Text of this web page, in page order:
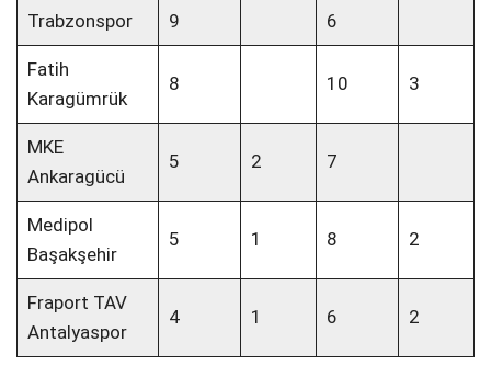
Trabzonspor 9 6
Fatih
Karagümrük
8 10 3
MKE
Ankaragücü
5 2 7
Medipol
Başakşehir
5 1 8 2
Fraport TAV
Antalyaspor
4 1 6 2